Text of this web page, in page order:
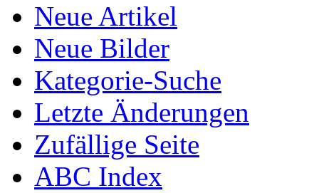
Neue Artikel
Neue Bilder
Kategorie-Suche
Letzte Änderungen
Zufällige Seite
ABC Index